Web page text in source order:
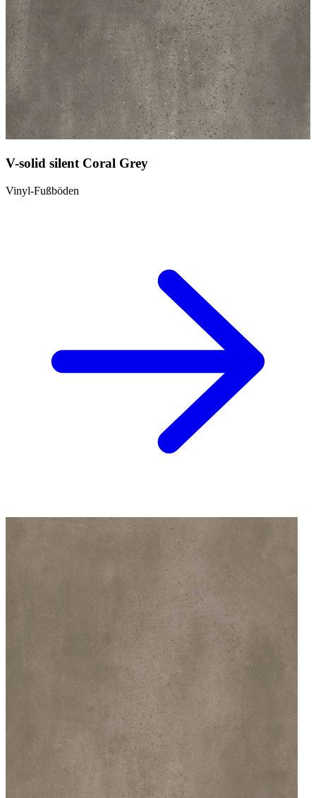
V-solid silent Coral Grey
Vinyl-Fußböden